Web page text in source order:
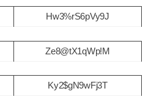
Hw3%rS6pVy9J
Ze8@tX1qWp!M
Ky2$gN9wFj3T